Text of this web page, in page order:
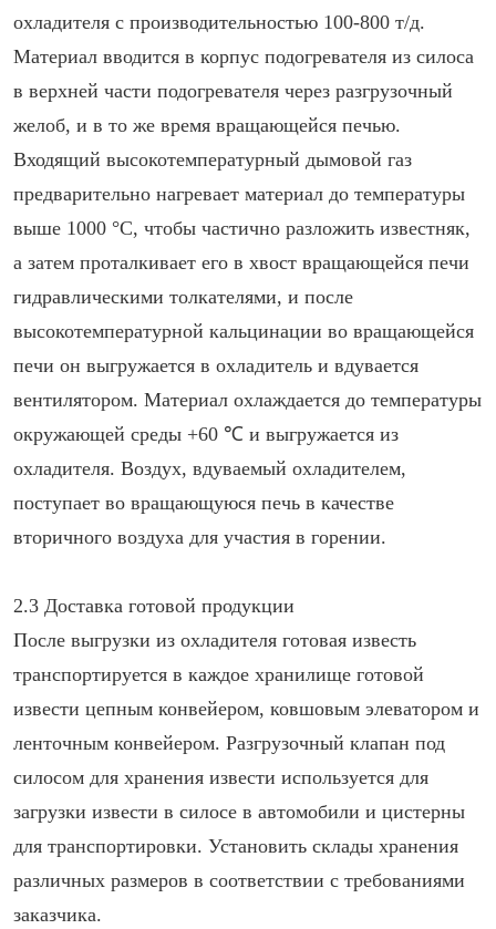
охладителя с производительностью 100-800 т/д.
Материал вводится в корпус подогревателя из силоса
в верхней части подогревателя через разгрузочный
желоб, и в то же время вращающейся печью.
Входящий высокотемпературный дымовой газ
предварительно нагревает материал до температуры
выше 1000 °C, чтобы частично разложить известняк,
а затем проталкивает его в хвост вращающейся печи
гидравлическими толкателями, и после
высокотемпературной кальцинации во вращающейся
печи он выгружается в охладитель и вдувается
вентилятором. Материал охлаждается до температуры
окружающей среды +60 ℃ и выгружается из
охладителя. Воздух, вдуваемый охладителем,
поступает во вращающуюся печь в качестве
вторичного воздуха для участия в горении.
2.3 Доставка готовой продукции
После выгрузки из охладителя готовая известь
транспортируется в каждое хранилище готовой
извести цепным конвейером, ковшовым элеватором и
ленточным конвейером. Разгрузочный клапан под
силосом для хранения извести используется для
загрузки извести в силосе в автомобили и цистерны
для транспортировки. Установить склады хранения
различных размеров в соответствии с требованиями
заказчика.